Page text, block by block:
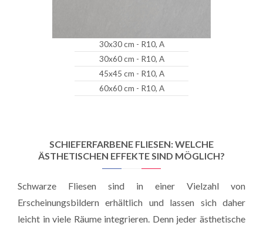
30x30 cm - R10, A
30x60 cm - R10, A
45x45 cm - R10, A
60x60 cm - R10, A
SCHIEFERFARBENE FLIESEN: WELCHE
ÄSTHETISCHEN EFFEKTE SIND MÖGLICH?
Schwarze Fliesen sind in einer Vielzahl von
Erscheinungsbildern erhältlich und lassen sich daher
leicht in viele Räume integrieren. Denn jeder ästhetische